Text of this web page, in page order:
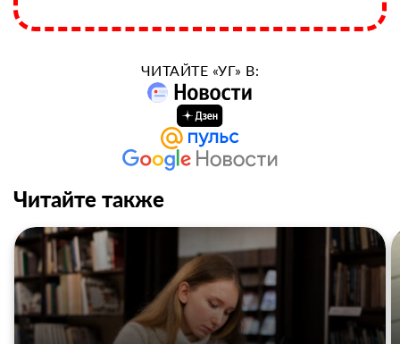
ЧИТАЙТЕ «УГ» В:
Читайте также